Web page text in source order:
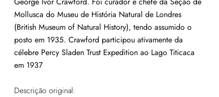
Mollusca do Museu de História Natural de Londres
(British Museum of Natural History), tendo assumido o
posto em 1935. Crawford participou ativamente da
célebre Percy Sladen Trust Expedition ao Lago Titicaca
em 1937
Descrição original: